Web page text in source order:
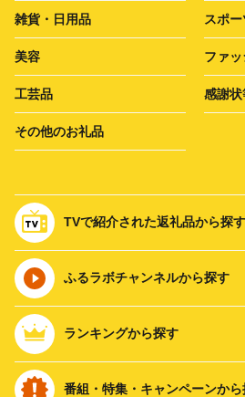
雑貨・日用品 スポ
美容 ファ
工芸品 感謝状
その他のお礼品
TVで紹介された返礼品から探す
ふるラボチャンネルから探す
ランキングから探す
番組・特集・キャンペーンから